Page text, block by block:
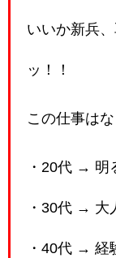
いいか新兵
ッ！！
この仕事は
・20代 → 明
・30代 → 大
・40代 → 経